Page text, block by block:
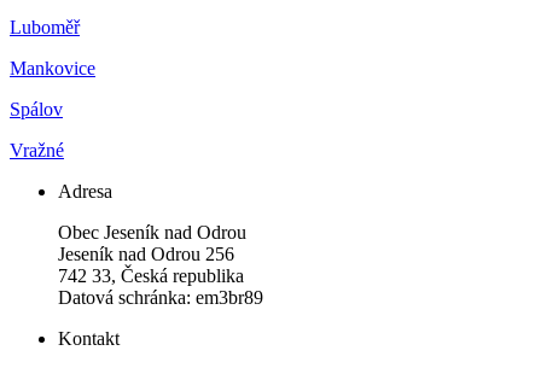
Luboměř
Mankovice
Spálov
Vražné
Adresa
Obec Jeseník nad Odrou
Jeseník nad Odrou 256
742 33, Česká republika
Datová schránka: em3br89
Kontakt